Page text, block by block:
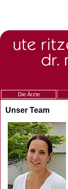
Die Ärzte
Unser Team